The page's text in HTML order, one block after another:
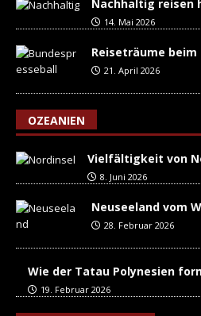
Nachhaltig reisen
14. Mai 2026
Reiseträume
21. April 2026
OZEANIEN
Vielfältigkeit von
8. Juni 2026
Neuseeland vom
28. Februar 2026
Wie der Tatau Polynesien
19. Februar 2026